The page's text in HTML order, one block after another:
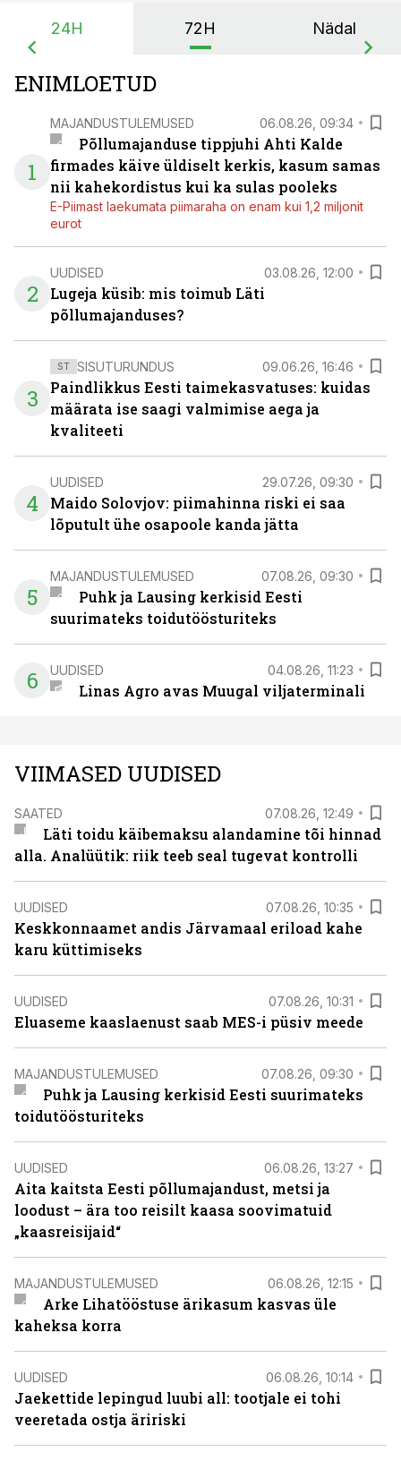
24H 72H Nädal
ENIMLOETUD
1
MAJANDUSTULEMUSED 06.08.26, 09:34
Põllumajanduse tippjuhi Ahti Kalde
firmades käive üldiselt kerkis, kasum samas
nii kahekordistus kui ka sulas pooleks
E-Piimast laekumata piimaraha on enam kui 1,2 miljonit
eurot
2
UUDISED 03.08.26, 12:00
Lugeja küsib: mis toimub Läti
põllumajanduses?
3
ST SISUTURUNDUS 09.06.26, 16:46
Paindlikkus Eesti taimekasvatuses: kuidas
määrata ise saagi valmimise aega ja
kvaliteeti
4
UUDISED 29.07.26, 09:30
Maido Solovjov: piimahinna riski ei saa
lõputult ühe osapoole kanda jätta
5
MAJANDUSTULEMUSED 07.08.26, 09:30
Puhk ja Lausing kerkisid Eesti
suurimateks toidutöösturiteks
6 UUDISED 04.08.26, 11:23
Linas Agro avas Muugal viljaterminali
VIIMASED UUDISED
SAATED 07.08.26, 12:49
Läti toidu käibemaksu alandamine tõi hinnad
alla. Analüütik: riik teeb seal tugevat kontrolli
UUDISED 07.08.26, 10:35
Keskkonnaamet andis Järvamaal eriload kahe
karu küttimiseks
UUDISED 07.08.26, 10:31
Eluaseme kaaslaenust saab MES-i püsiv meede
MAJANDUSTULEMUSED 07.08.26, 09:30
Puhk ja Lausing kerkisid Eesti suurimateks
toidutöösturiteks
UUDISED 06.08.26, 13:27
Aita kaitsta Eesti põllumajandust, metsi ja
loodust – ära too reisilt kaasa soovimatuid
„kaasreisijaid“
MAJANDUSTULEMUSED 06.08.26, 12:15
Arke Lihatööstuse ärikasum kasvas üle
kaheksa korra
UUDISED 06.08.26, 10:14
Jaekettide lepingud luubi all: tootjale ei tohi
veeretada ostja äririski